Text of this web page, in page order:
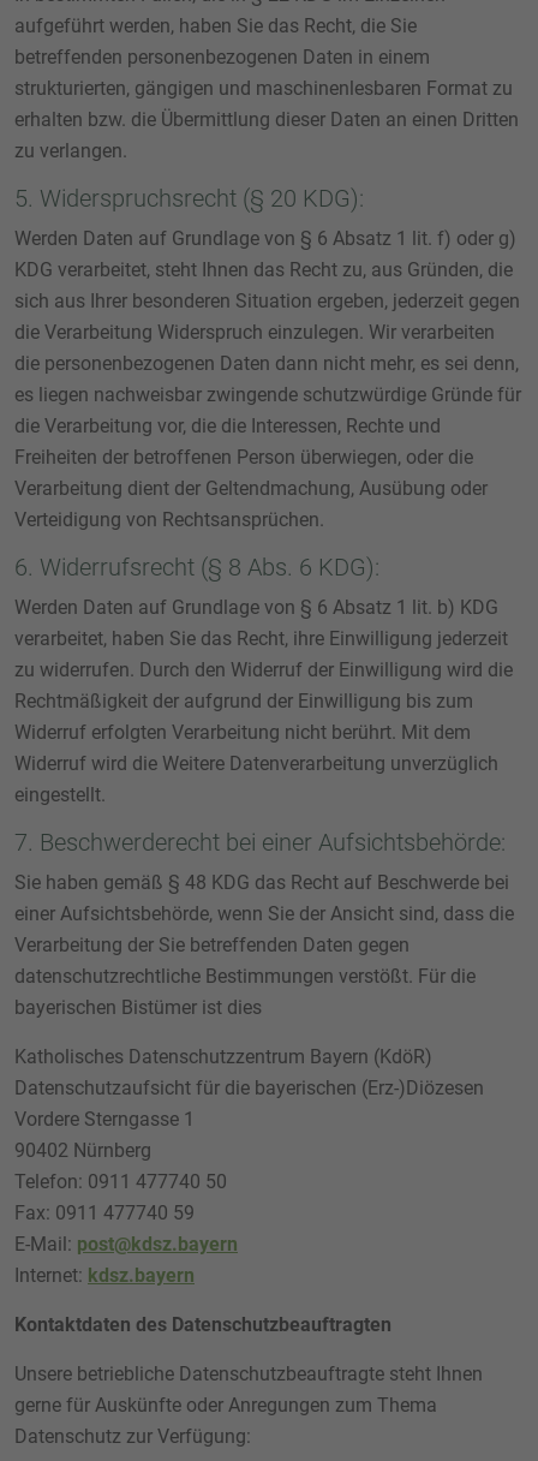
aufgeführt werden, haben Sie das Recht, die Sie
betreffenden personenbezogenen Daten in einem
strukturierten, gängigen und maschinenlesbaren Format zu
erhalten bzw. die Übermittlung dieser Daten an einen Dritten
zu verlangen.
5. Widerspruchsrecht (§ 20 KDG):
Werden Daten auf Grundlage von § 6 Absatz 1 lit. f) oder g)
KDG verarbeitet, steht Ihnen das Recht zu, aus Gründen, die
sich aus Ihrer besonderen Situation ergeben, jederzeit gegen
die Verarbeitung Widerspruch einzulegen. Wir verarbeiten
die personenbezogenen Daten dann nicht mehr, es sei denn,
es liegen nachweisbar zwingende schutzwürdige Gründe für
die Verarbeitung vor, die die Interessen, Rechte und
Freiheiten der betroffenen Person überwiegen, oder die
Verarbeitung dient der Geltendmachung, Ausübung oder
Verteidigung von Rechtsansprüchen.
6. Widerrufsrecht (§ 8 Abs. 6 KDG):
Werden Daten auf Grundlage von § 6 Absatz 1 lit. b) KDG
verarbeitet, haben Sie das Recht, ihre Einwilligung jederzeit
zu widerrufen. Durch den Widerruf der Einwilligung wird die
Rechtmäßigkeit der aufgrund der Einwilligung bis zum
Widerruf erfolgten Verarbeitung nicht berührt. Mit dem
Widerruf wird die Weitere Datenverarbeitung unverzüglich
eingestellt.
7. Beschwerderecht bei einer Aufsichtsbehörde:
Sie haben gemäß § 48 KDG das Recht auf Beschwerde bei
einer Aufsichtsbehörde, wenn Sie der Ansicht sind, dass die
Verarbeitung der Sie betreffenden Daten gegen
datenschutzrechtliche Bestimmungen verstößt. Für die
bayerischen Bistümer ist dies
Katholisches Datenschutzzentrum Bayern (KdöR)
Datenschutzaufsicht für die bayerischen (Erz-)Diözesen
Vordere Sterngasse 1
90402 Nürnberg
Telefon: 0911 477740 50
Fax: 0911 477740 59
E-Mail: post@kdsz.bayern
Internet: kdsz.bayern
Kontaktdaten des Datenschutzbeauftragten
Unsere betriebliche Datenschutzbeauftragte steht Ihnen
gerne für Auskünfte oder Anregungen zum Thema
Datenschutz zur Verfügung: